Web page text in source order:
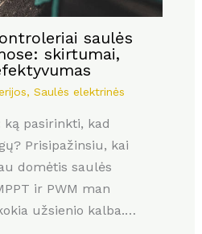
saulės
skirtumai,
, Saulės elektrinės
pasirinkti, kad
Prisipažinsiu, kai
domėtis saulės
ir PWM man
užsienio kalba.…